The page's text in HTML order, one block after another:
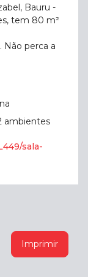
Bauru -
tem 80 m²
Não perca a
ambientes
sala-
Imprimir